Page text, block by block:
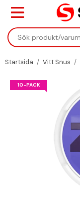
Startsida / Vitt Snus /
10-PACK